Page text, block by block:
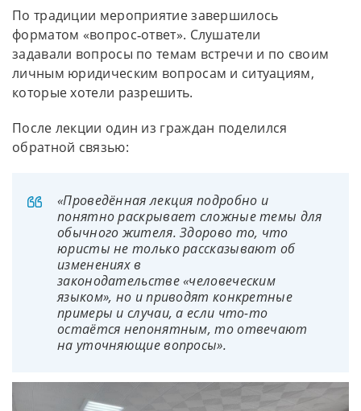
По традиции мероприятие завершилось
форматом «вопрос‑ответ». Слушатели
задавали вопросы по темам встречи и по своим
личным юридическим вопросам и ситуациям,
которые хотели разрешить.
После лекции один из граждан поделился
обратной связью:
«Проведённая лекция подробно и
понятно раскрывает сложные темы для
обычного жителя. Здорово то, что
юристы не только рассказывают об
изменениях в
законодательстве «человеческим
языком», но и приводят конкретные
примеры и случаи, а если что-то
остаётся непонятным, то отвечают
на уточняющие вопросы».